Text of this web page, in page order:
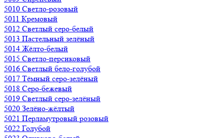
5010 Светло-розовый
5011 Кремовый
5012 Светлый серо-белый
5013 Пастельный зелёный
5014 Жёлто-белый
5015 Светло-персиковый
5016 Светлый бело-голубой
5017 Тёмный серо-зелёный
5018 Серо-бежевый
5019 Светлый серо-зелёный
5020 Зелёно-жёлтый
5021 Перламутровый розовый
5022 Голубой